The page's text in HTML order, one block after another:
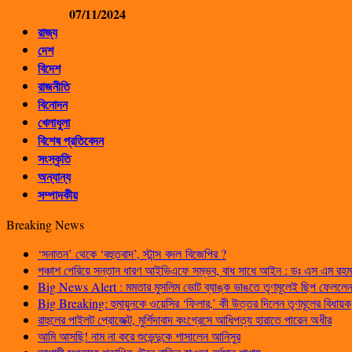
07/11/2024
রাজ্য
দেশ
বিদেশ
রাজনীতি
বিনোদন
খেলাধুলা
বিশেষ প্রতিবেদন
সংস্কৃতি
অন্যান্য
সম্পাদকীয়
Breaking News
‘সনাতন’ থেকে ‘বহুতবাদ’, স্টান্স বদল বিজেপির ?
পঞ্চাশ পেরিয়ে সন্তান ধারণ আইভিএফে সম্ভব, বাধ সাধে আইন : ডঃ এস এম
Big News Alert : মমতার মুসলিম ভোট ব্যাঙ্ক ভাঙতে তৃণমূলেই ছিপ ফেললেন
Big Breaking: হুমায়ুনকে ওয়েসির ‘ফিলার,’ কী উত্তর দিলেন তৃণমূলের বিধায়ক
রাহুলের পাইলট প্রোজেক্ট, মুর্শিদাবাদ কংগ্রেসে আধিপত্য হারাতে পারেন অধীর
আমি আসছি! নাম না করে শুভেন্দুকে শাসালেন আনিসুর